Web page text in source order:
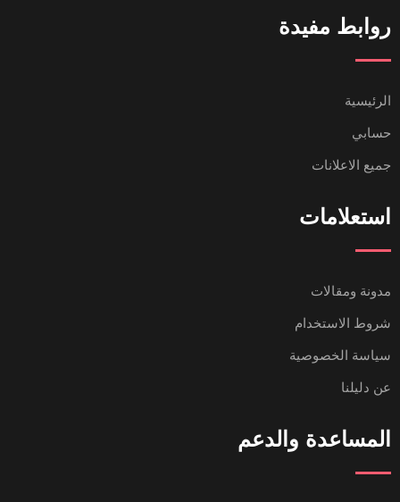
روابط مفيدة
الرئيسية
حسابي
جميع الاعلانات
استعلامات
مدونة ومقالات
شروط الاستخدام
سياسة الخصوصية
عن دليلنا
المساعدة والدعم